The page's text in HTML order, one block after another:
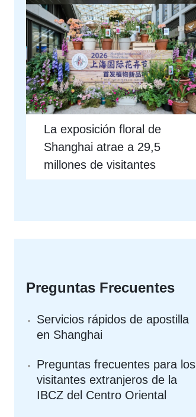
La exposición floral de
Shanghai atrae a 29,5
millones de visitantes
Preguntas Frecuentes
Servicios rápidos de apostilla
en Shanghai
Preguntas frecuentes para los
visitantes extranjeros de la
IBCZ del Centro Oriental